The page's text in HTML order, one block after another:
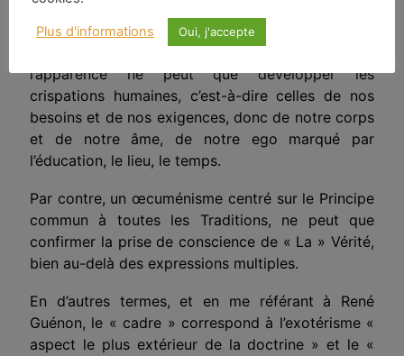
communauté sa propre action » [ ].
Un œcuménisme cherchant à aménager
l’apparence ne peut que développer les
crispations humaines, c’est-à-dire celles de nos
besoins et de nos exigences, donc de notre corps
et de notre âme, de notre ego marqué par
l’éducation, le lieu, le temps.
Par contre, un œcuménisme centré sur le Principe
commun à toutes les Traditions, ne peut que
confirmer la prise de conscience de « La » Vérité,
bien au-delà des expressions multiples.
En d’autres termes, et en me référant à René
Guénon, le « cadre » correspond à l’exotérisme «
aspect le plus extérieur de la doctrine » et le «
Plus d'informations Oui, j'accepte